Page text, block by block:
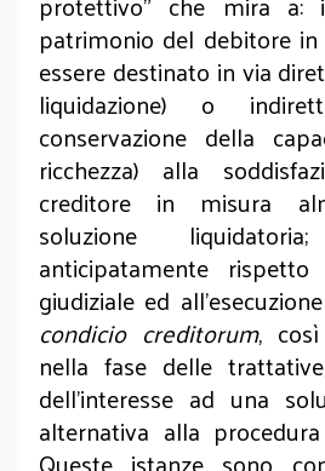
patrimonio del debitore
essere destinato in via
liquidazione) o
conservazione della
ricchezza) alla
creditore in misura
soluzione
anticipatamente rispetto
giudiziale ed
condicio creditorum,
nella fase delle
dell’interesse ad una
alternativa alla